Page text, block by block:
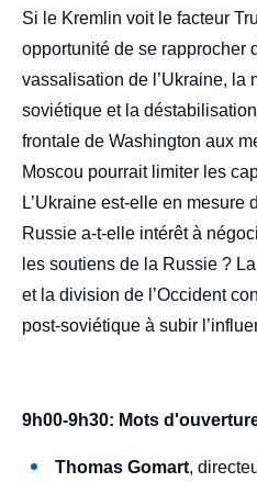
body
Si le Kremlin voit le facteur
opportunité de se rapprocher
vassalisation de l’Ukraine, la
soviétique et la
frontale de Washington aux
Moscou pourrait limiter les
L’Ukraine est-elle en mesure
Russie a-t-elle intérêt à
les soutiens de la Russie ?
et la division de l’Occident
post-soviétique à subir
9h00-9h30: Mots
Thomas Gomart,